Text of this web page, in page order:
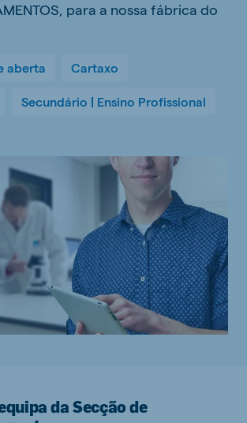
para a nossa fábrica do
aberta Cartaxo
Secundário | Ensino Profissional
da Secção de